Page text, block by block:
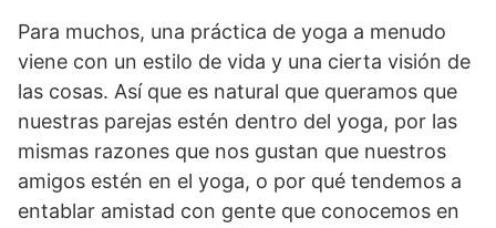
Para muchos, una práctica de yoga a menudo
viene con un estilo de vida y una cierta visión de
las cosas. Así que es natural que queramos que
nuestras parejas estén dentro del yoga, por las
mismas razones que nos gustan que nuestros
amigos estén en el yoga, o por qué tendemos a
entablar amistad con gente que conocemos en